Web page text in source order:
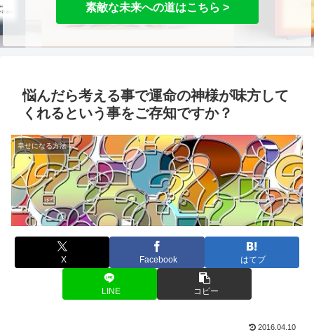
素敵な未来への道はこちら >
悩んだら考える事で運命の神様が味方して
くれるという事をご存知ですか？
幸せになる方法
X Facebook はてブ
LINE コピー
2016.04.10